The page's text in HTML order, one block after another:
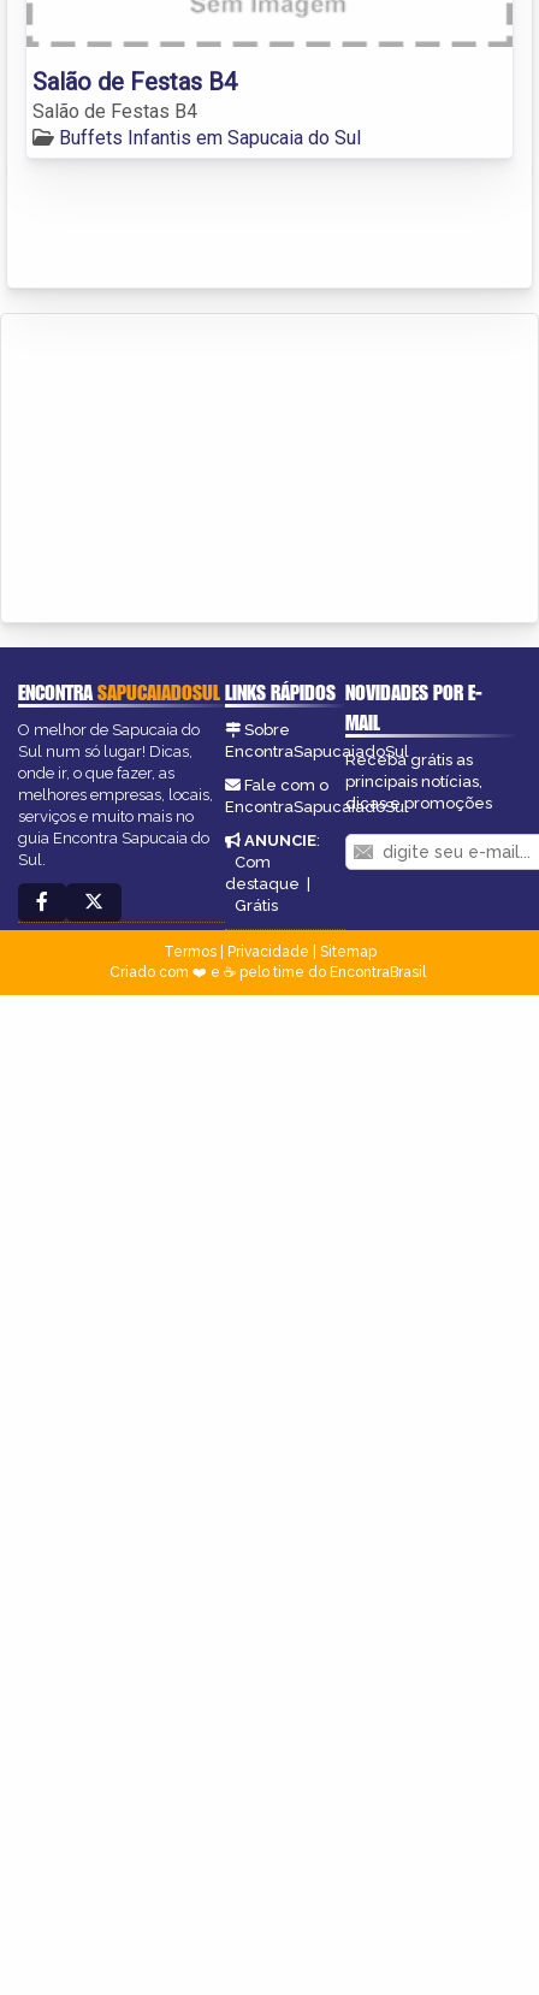
Salão de Festas B4
Salão de Festas B4
Buffets Infantis em Sapucaia do Sul
ENCONTRASAPUCAIADOSUL
O melhor de Sapucaia do
Sul num só lugar! Dicas,
onde ir, o que fazer, as
melhores empresas, locais,
serviços e muito mais no
guia Encontra Sapucaia do
Sul.
LINKS RÁPIDOS
Sobre
EncontraSapucaiadoSul
Fale com o
EncontraSapucaiadoSul
ANUNCIE:
Com
destaque |
Grátis
NOVIDADES POR E-
MAIL
Receba grátis as
principais notícias,
dicas e promoções
Termos| Privacidade
Sitemap
Criado com ❤️ e ☕ pelo time do EncontraBrasil